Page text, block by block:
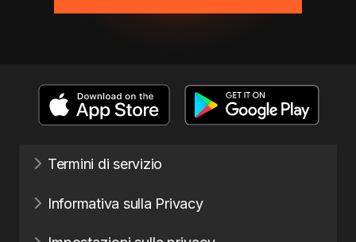
Termini di servizio
Informativa sulla Privacy